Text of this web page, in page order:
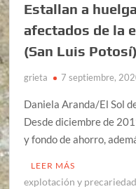
Estallan a
afectados de la
(San Luis Potosí)
grieta 7 septiembre,
Daniela Aranda/El Sol
Desde diciembre de
y fondo de ahorro,
LEER MÁS
explotación y